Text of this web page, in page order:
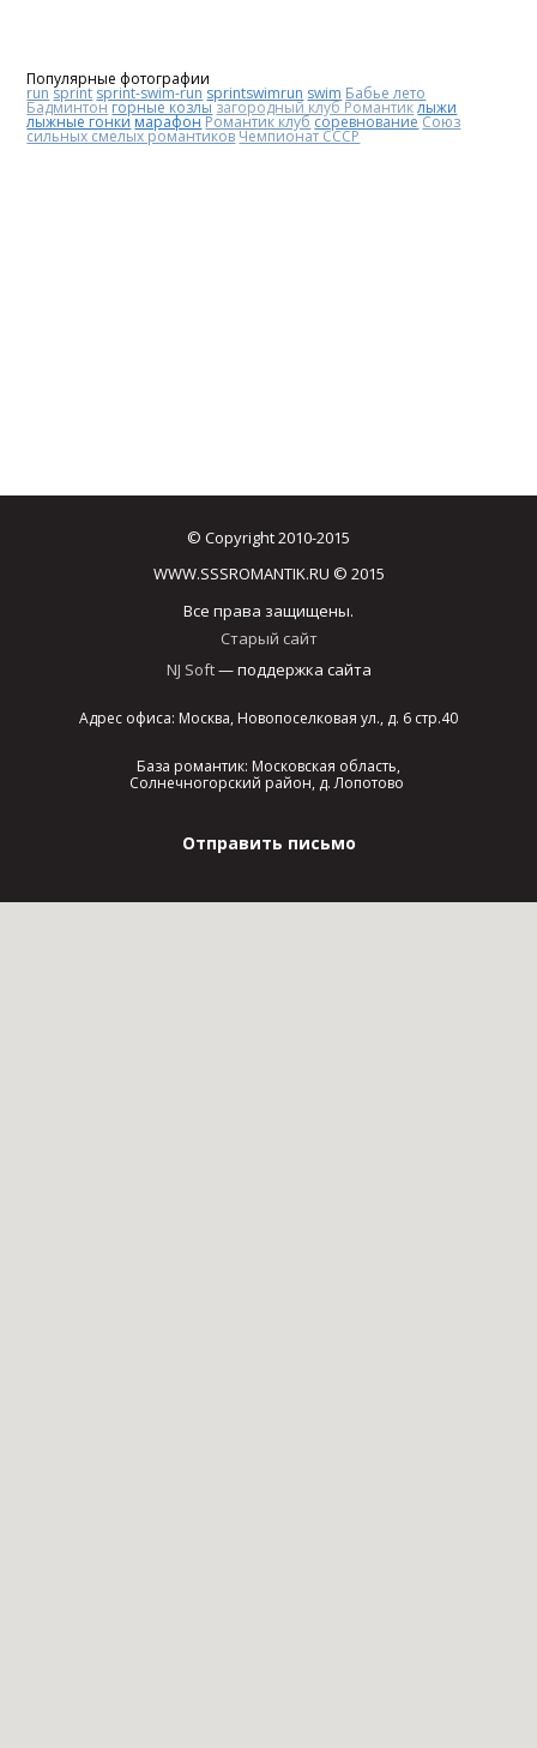
Популярные фотографии
run sprint sprint-swim-run sprintswimrun swim Бабье лето
Бадминтонгорные козлы загородный клуб Романтиклыжи
лыжные гонки марафонРомантик клубсоревнованиеСоюз
сильных смелых романтиковЧемпионат СССР
© Copyright 2010-2015
WWW.SSSROMANTIK.RU © 2015
Все права защищены.
Старый сайт
NJ Soft— поддержка сайта
Адрес офиса: Москва, Новопоселковая ул., д. 6 стр.40
База романтик: Московская область,
Солнечногорский район, д. Лопотово
Отправить письмо